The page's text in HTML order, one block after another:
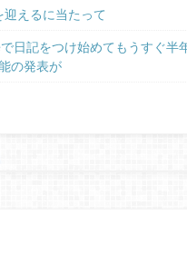
迎えるに当たって
で日記をつけ始めてもうすぐ
の発表が